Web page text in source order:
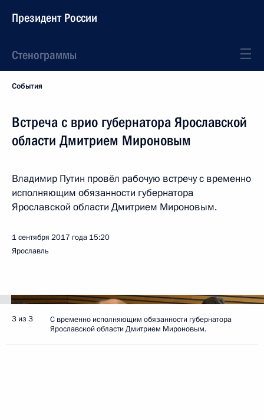
Президент России
Стенограммы
События
Встреча с врио губернатора Ярославской
области Дмитрием Мироновым
Владимир Путин провёл рабочую встречу с временно
исполняющим обязанности губернатора
Ярославской области Дмитрием Мироновым.
1 сентября 2017 года 15:20
Ярославль
3 из 3
С временно исполняющим обязанности губернатора
Ярославской области Дмитрием Мироновым.